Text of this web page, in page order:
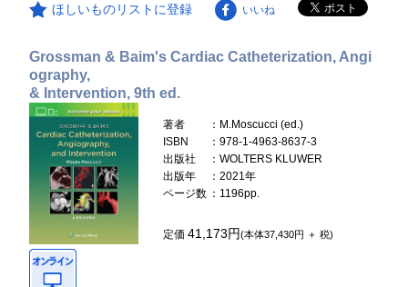
ほしいものリストに登録 いいね
Grossman & Baim's Cardiac Catheterization, Angi
ography,
& Intervention, 9th ed.
著者
：M.Moscucci (ed.)
ISBN
：978-1-4963-8637-3
出版社
：WOLTERS KLUWER
出版年
：2021年
ページ数 ：1196pp.
定価41,173円(本体37,430円 ＋ 税)